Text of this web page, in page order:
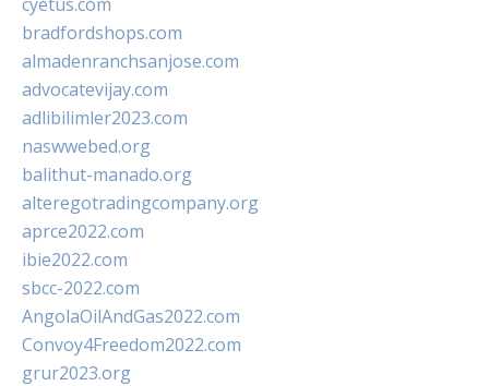
bradfordshops.com
almadenranchsanjose.com
advocatevijay.com
adlibilimler2023.com
naswwebed.org
balithut-manado.org
alteregotradingcompany.org
aprce2022.com
ibie2022.com
sbcc-2022.com
AngolaOilAndGas2022.com
Convoy4Freedom2022.com
grur2023.org